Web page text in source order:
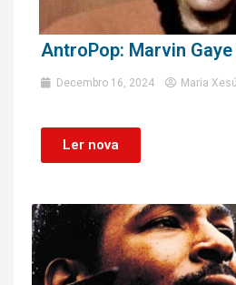
AntroPop: Marvin
Decembro 16, 2024 Maria
Ler nova